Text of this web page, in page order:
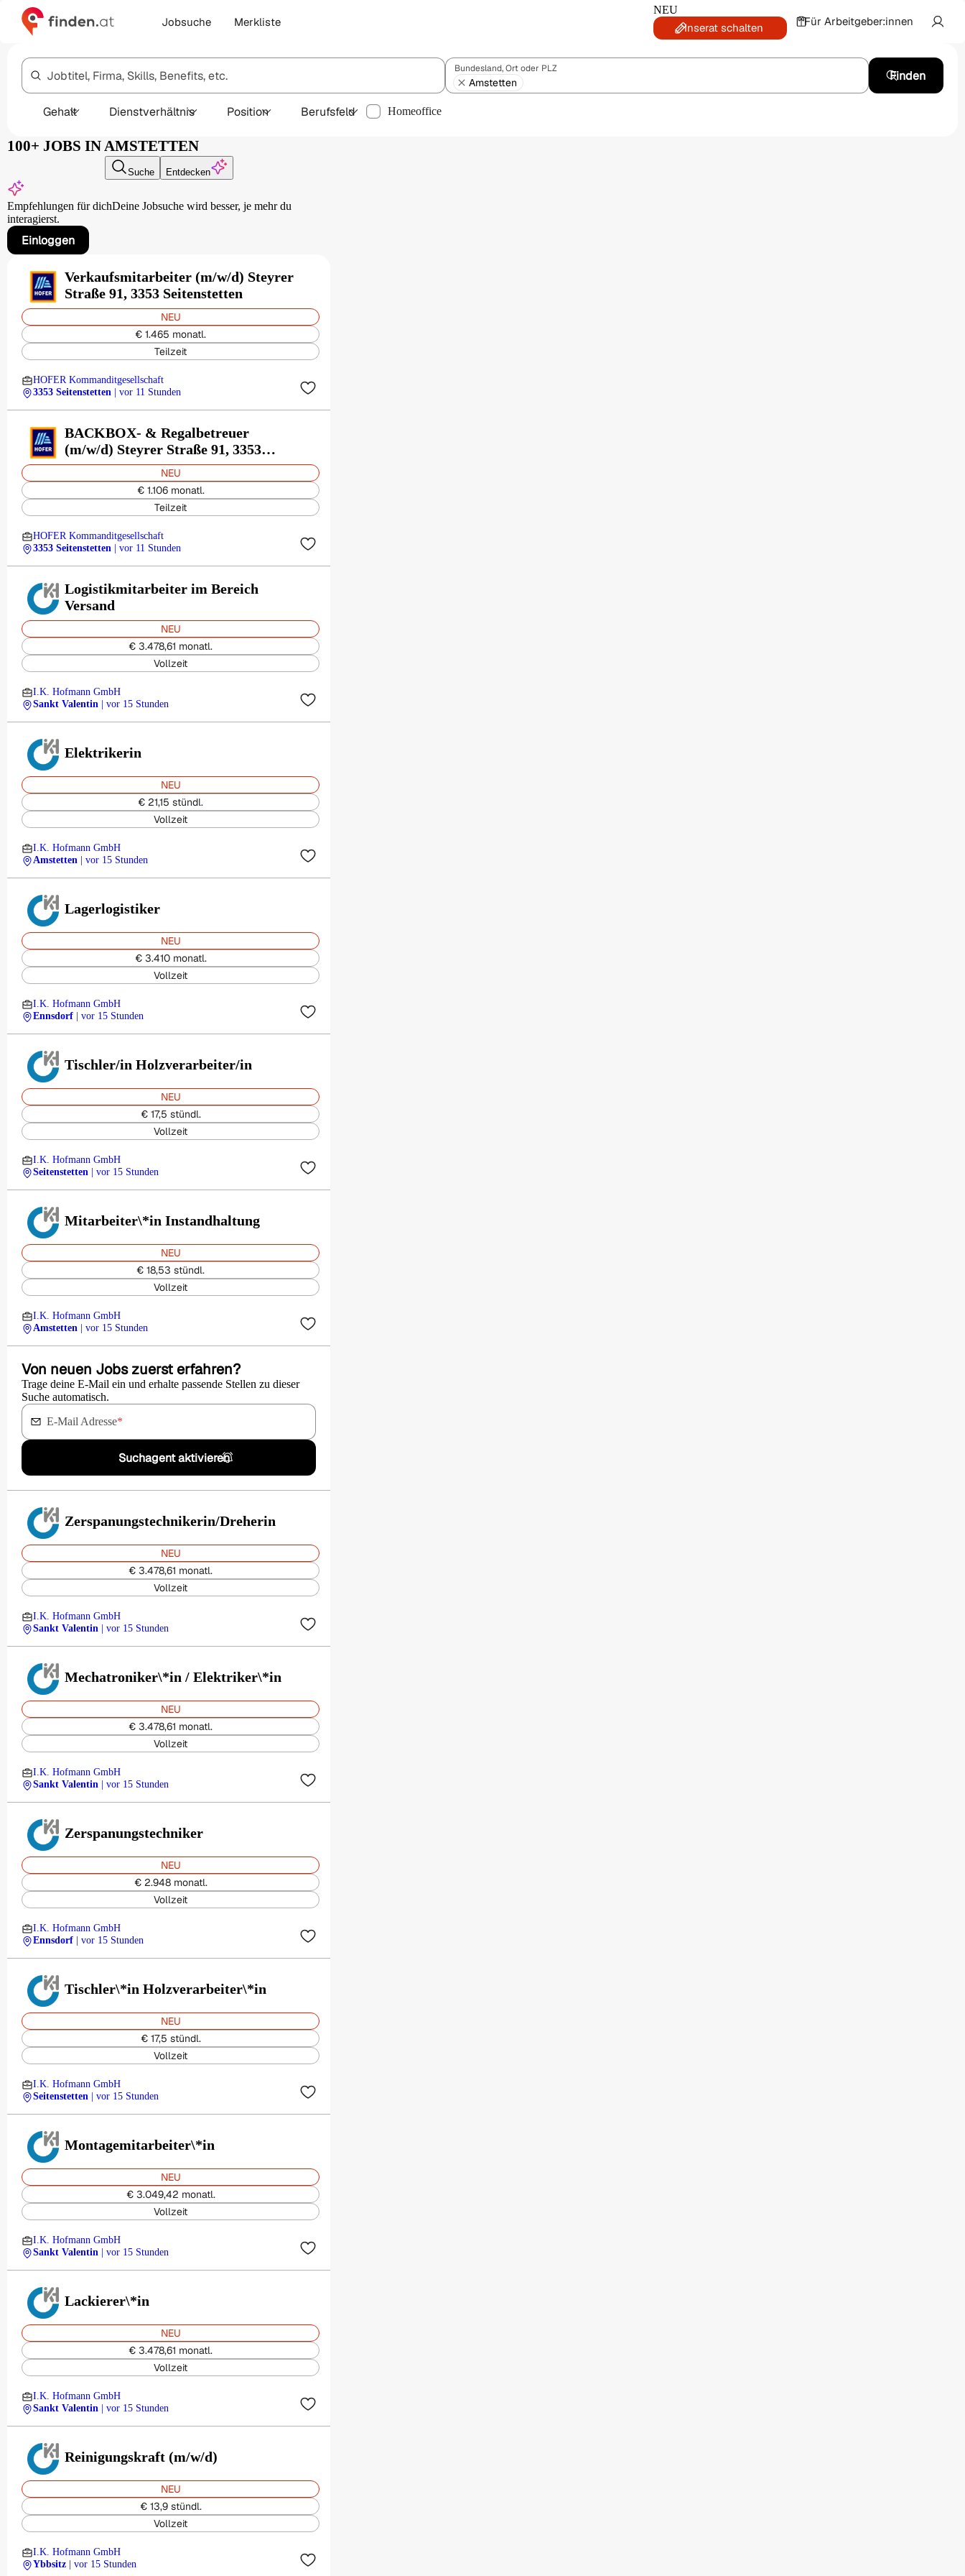
Jobsuche Merkliste
NEU
Inserat schalten Für Arbeitgeber:innen
Jobtitel, Firma, Skills, Benefits, etc. Bundesland, Ort oder PLZ
Amstetten Finden
Gehalt Dienstverhältnis Position Berufsfeld Homeoffice
100+ JOBS IN AMSTETTEN
Suche Entdecken
Empfehlungen für dichDeine Jobsuche wird besser, je mehr du
interagierst.
Einloggen
Verkaufsmitarbeiter (m/w/d) Steyrer
Straße 91, 3353 Seitenstetten
NEU
€ 1.465 monatl.
Teilzeit
HOFER Kommanditgesellschaft
3353 Seitenstetten
| vor 11 Stunden
BACKBOX- & Regalbetreuer
(m/w/d) Steyrer Straße 91, 3353
Seitenstetten
NEU
€ 1.106 monatl.
Teilzeit
HOFER Kommanditgesellschaft
3353 Seitenstetten
| vor 11 Stunden
Logistikmitarbeiter im Bereich
Versand
NEU
€ 3.478,61 monatl.
Vollzeit
I.K. Hofmann GmbH
Sankt Valentin
| vor 15 Stunden
Elektrikerin
NEU
€ 21,15 stündl.
Vollzeit
I.K. Hofmann GmbH
Amstetten
| vor 15 Stunden
Lagerlogistiker
NEU
€ 3.410 monatl.
Vollzeit
I.K. Hofmann GmbH
Ennsdorf
| vor 15 Stunden
Tischler/in Holzverarbeiter/in
NEU
€ 17,5 stündl.
Vollzeit
I.K. Hofmann GmbH
Seitenstetten
| vor 15 Stunden
Mitarbeiter\*in Instandhaltung
NEU
€ 18,53 stündl.
Vollzeit
I.K. Hofmann GmbH
Amstetten
| vor 15 Stunden
Von neuen Jobs zuerst erfahren?
Trage deine E-Mail ein und erhalte passende Stellen zu dieser
Suche automatisch.
E-Mail Adresse*
Suchagent aktivieren
Zerspanungstechnikerin/Dreherin
NEU
€ 3.478,61 monatl.
Vollzeit
I.K. Hofmann GmbH
Sankt Valentin
| vor 15 Stunden
Mechatroniker\*in / Elektriker\*in
NEU
€ 3.478,61 monatl.
Vollzeit
I.K. Hofmann GmbH
Sankt Valentin
| vor 15 Stunden
Zerspanungstechniker
NEU
€ 2.948 monatl.
Vollzeit
I.K. Hofmann GmbH
Ennsdorf
| vor 15 Stunden
Tischler\*in Holzverarbeiter\*in
NEU
€ 17,5 stündl.
Vollzeit
I.K. Hofmann GmbH
Seitenstetten
| vor 15 Stunden
Montagemitarbeiter\*in
NEU
€ 3.049,42 monatl.
Vollzeit
I.K. Hofmann GmbH
Sankt Valentin
| vor 15 Stunden
Lackierer\*in
NEU
€ 3.478,61 monatl.
Vollzeit
I.K. Hofmann GmbH
Sankt Valentin
| vor 15 Stunden
Reinigungskraft (m/w/d)
NEU
€ 13,9 stündl.
Vollzeit
I.K. Hofmann GmbH
Ybbsitz
| vor 15 Stunden